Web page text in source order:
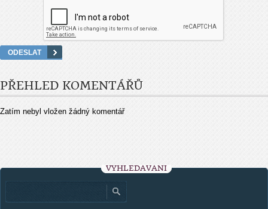
PŘEHLED KOMENTÁŘŮ
Zatím nebyl vložen žádný komentář
VYHLEDÁVÁNÍ